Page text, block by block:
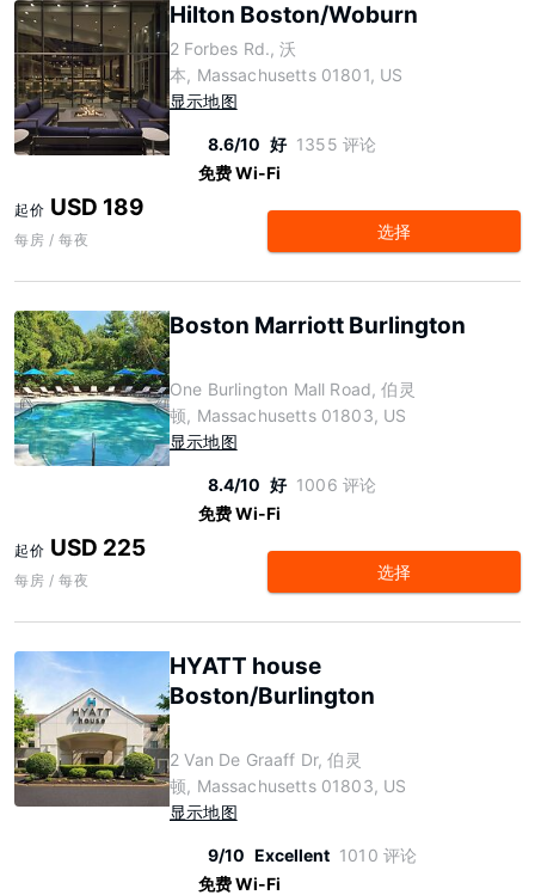
Hilton Boston/Woburn
2 Forbes Rd., 沃
本, Massachusetts 01801, US
显示地图
8.6/10 好 1355 评论
免费 Wi-Fi
起价 USD 189
每房 / 每夜 选择
Boston Marriott Burlington
One Burlington Mall Road, 伯灵
顿, Massachusetts 01803, US
显示地图
8.4/10 好 1006 评论
免费 Wi-Fi
起价 USD 225
每房 / 每夜 选择
HYATT house
Boston/Burlington
2 Van De Graaff Dr, 伯灵
顿, Massachusetts 01803, US
显示地图
9/10 Excellent 1010 评论
免费 Wi-Fi